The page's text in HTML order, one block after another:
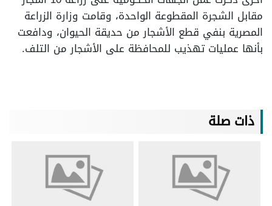
مقابل الشجرة المقطوعة الواحدة، وقامت وزارة الزراعة
المصرية بنفي قطع الأشجار من حديقة الحيوان، ودافعت
بأنها عمليات تهذيب للمحافظة على الأشجار من التلف.
ذات صلة